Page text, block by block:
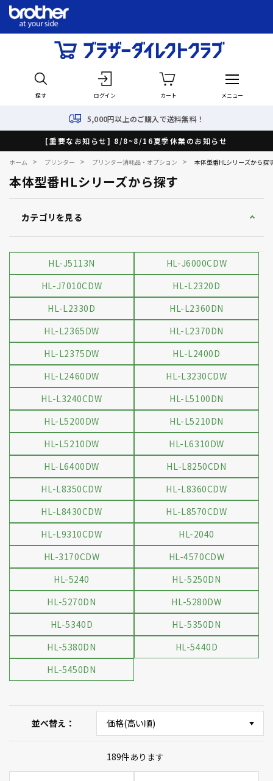
探す ログイン カート メニュー
5,000円以上のご購入で送料無料！
[重要なお知らせ] 8/8~8/16夏季休業のお知らせ
ホーム > プリンター > プリンター消耗品・オプション > 本体型番HLシリーズから探
本体型番HLシリーズから探す
カテゴリを見る
HL-J5113N
HL-J6000CDW
HL-J7010CDW
HL-L2320D
HL-L2330D
HL-L2360DN
HL-L2365DW
HL-L2370DN
HL-L2375DW
HL-L2400D
HL-L2460DW
HL-L3230CDW
HL-L3240CDW
HL-L5100DN
HL-L5200DW
HL-L5210DN
HL-L5210DW
HL-L6310DW
HL-L6400DW
HL-L8250CDN
HL-L8350CDW
HL-L8360CDW
HL-L8430CDW
HL-L8570CDW
HL-L9310CDW
HL-2040
HL-3170CDW
HL-4570CDW
HL-5240
HL-5250DN
HL-5270DN
HL-5280DW
HL-5340D
HL-5350DN
HL-5380DN
HL-5440D
HL-5450DN
並べ替え
189件あります